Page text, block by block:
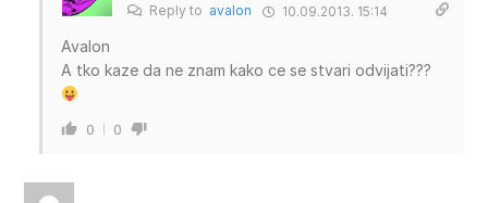
Reply to avalon 10.09.2013. 15:14
Avalon
A tko kaze da ne znam kako ce se stvari odvijati???
0 0